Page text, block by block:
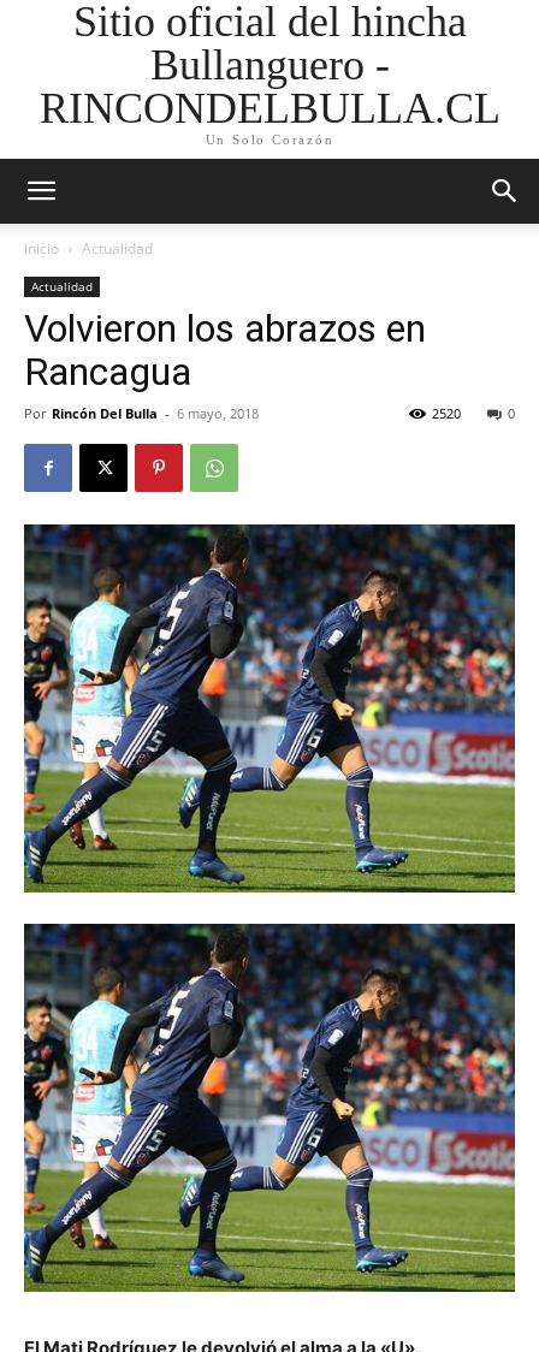
Sitio oficial del hincha
Bullanguero -
RINCONDELBULLA.CL
Un Solo Corazón
Inicio Actualidad
Actualidad
Volvieron los abrazos en
Rancagua
Por Rincón Del Bulla - 6 mayo, 2018 0
2520